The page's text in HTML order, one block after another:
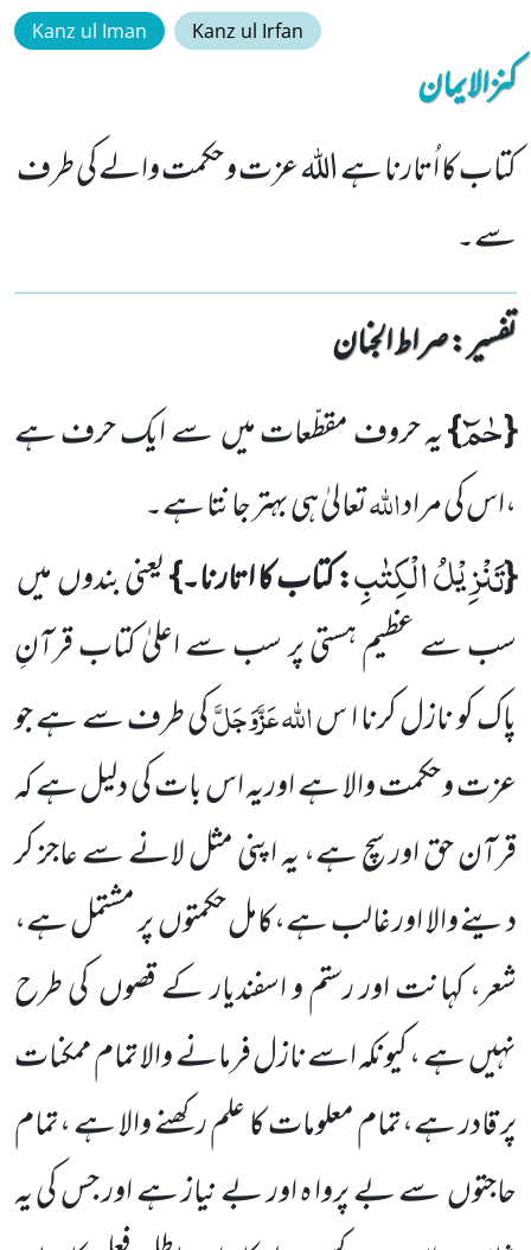
Kanz ul Iman Kanz ul Irfan
کنزالایمان
کتاب کا اُتارنا ہے اللہ عزت و حکمت والے کی طرف
سے۔
تفسیر : ‎صراط الجنان
{حٰمٓ}یہ حروف مقطّعات میںسے ایک حرف ہے
،اس کی مراداللہتعالیٰ ہی بہتر جانتا ہے۔
{تَنْزِیْلُ الْكِتٰبِ: کتاب کا اتارنا۔}یعنی بندوںمیں
سب سے عظیم ہستی پر سب سے اعلیٰ کتاب قرآنِ
پاک کونازلکرنا ا ساللہعَزَّوَجَلَّکی طرف سے ہے جو
عزت و حکمت والا ہے اوریہ اس بات کی دلیل ہے کہ
قرآن حق اور سچ ہے،یہ اپنی مثل لانے سے عاجز کر
دینے والا اور غالب ہے،کامل حکمتوںپر مشتمل ہے،
شعر، کہانت اور رستم و اسفندیار کے قصوںکی طرح
نہیںہے ، کیونکہ اسے نازل فرمانے والا تمام ممکنات
پر قادر ہے،تمام معلومات کا علم رکھنے والا ہے ،تمام
حاجتوںسے بے پروا ہ اور بے نیاز ہے اور جس کی یہ